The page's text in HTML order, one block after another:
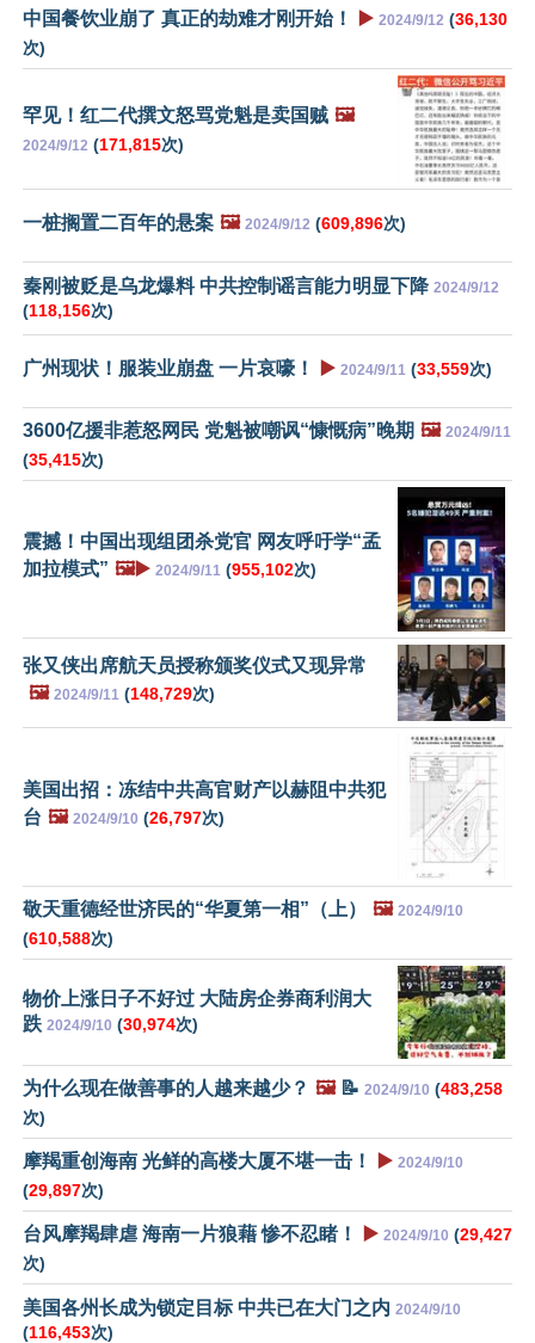
中国餐饮业崩了 真正的劫难才刚开始！ ▶️ 2024/9/12 (36,130
次)
罕见！红二代撰文怒骂党魁是卖国贼 🖼️
2024/9/12 (171,815次)
一桩搁置二百年的悬案 🖼️ 2024/9/12 (609,896次)
秦刚被贬是乌龙爆料 中共控制谣言能力明显下降 2024/9/12
(118,156次)
广州现状！服装业崩盘 一片哀嚎！ ▶️ 2024/9/11 (33,559次)
3600亿援非惹怒网民 党魁被嘲讽“慷慨病”晚期 🖼️ 2024/9/11
(35,415次)
震撼！中国出现组团杀党官 网友呼吁学“孟
加拉模式” 🖼️▶️ 2024/9/11 (955,102次)
张又侠出席航天员授称颁奖仪式又现异常
🖼️ 2024/9/11 (148,729次)
美国出招：冻结中共高官财产以赫阻中共犯
台 🖼️ 2024/9/10 (26,797次)
敬天重德经世济民的“华夏第一相”（上） 🖼️ 2024/9/10
(610,588次)
物价上涨日子不好过 大陆房企券商利润大
跌 2024/9/10 (30,974次)
为什么现在做善事的人越来越少？ 🖼️📝 2024/9/10 (483,258
次)
摩羯重创海南 光鲜的高楼大厦不堪一击！ ▶️ 2024/9/10
(29,897次)
台风摩羯肆虐 海南一片狼藉 惨不忍睹！ ▶️ 2024/9/10 (29,427
次)
美国各州长成为锁定目标 中共已在大门之内 2024/9/10
(116,453次)